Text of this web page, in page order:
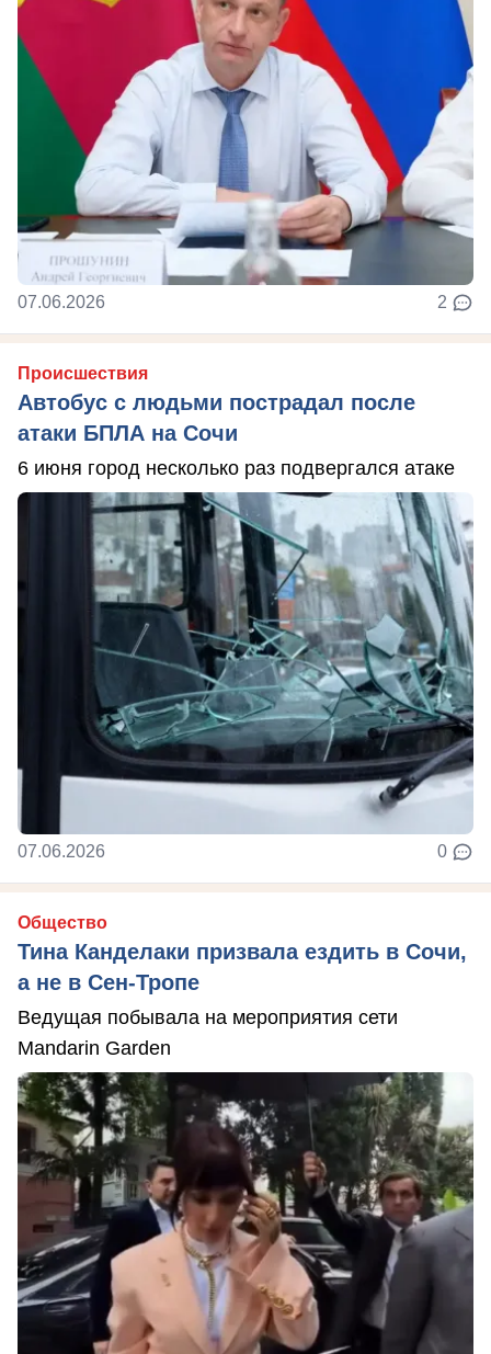
07.06.2026 2
Происшествия
Автобус с людьми пострадал после
атаки БПЛА на Сочи
6 июня город несколько раз подвергался атаке
07.06.2026 0
Общество
Тина Канделаки призвала ездить в Сочи,
а не в Сен-Тропе
Ведущая побывала на мероприятия сети
Mandarin Garden